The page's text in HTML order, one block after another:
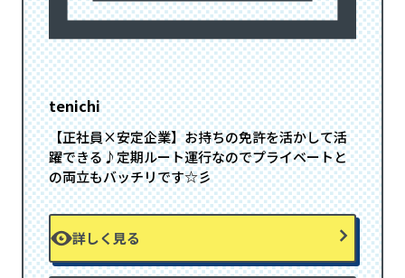
tenichi
【正社員×安定企業】お持ちの免許を活かして活
躍できる♪定期ルート運行なのでプライベートと
の両立もバッチリです☆彡
詳しく見る